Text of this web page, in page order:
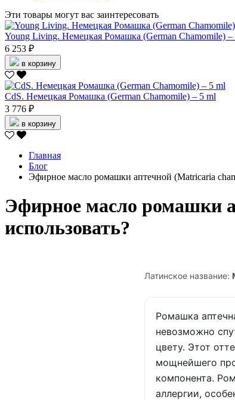
Эти товары могут вас заинтересовать
Young Living. Немецкая Ромашка (German Chamomile) –
6 253 ₽
в корзину
CdS. Немецкая Ромашка (German Chamomile) – 5 ml
3 776 ₽
в корзину
Главная
Блог
Эфирное масло ромашки аптечной (Matricaria
Эфирное масло ромашки
использовать?
Латинское название:
Ромашка
невозможно
цвету. Этот
мощнейшего
компонента.
аллергии,